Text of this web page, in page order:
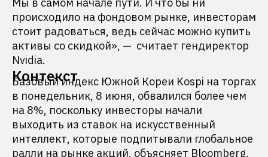
происходило на фондовом рынке, инвесторам
стоит радоваться, ведь сейчас можно купить
активы со скидкой», — считает гендиректор
Nvidia.
Контекст
Базовый индекс Южной Кореи Kospi на торгах
в понедельник, 8 июня, обвалился более чем
на 8%, поскольку инвесторы начали
выходить из ставок на искусственный
интеллект, которые подпитывали глобальное
ралли на рынке акций, объясняет Bloomberg.